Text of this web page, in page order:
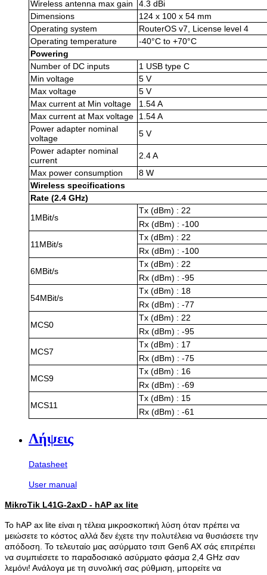
Wireless antenna max gain
4.3 dBi
Dimensions
124 x 100 x 54 mm
Operating system
RouterOS v7, License level 4
Operating temperature
-40°C to +70°C
Powering
Number of DC inputs
1 USB type C
Min voltage
5 V
Max voltage
5 V
Max current at Min voltage
1.54 A
Max current at Max voltage
1.54 A
Power adapter nominal
voltage
5 V
Power adapter nominal
current
2.4 A
Max power consumption
8 W
Wireless specifications
Rate (2.4 GHz)
1MBit/s
Tx (dBm) : 22
Rx (dBm) : -100
11MBit/s
Tx (dBm) : 22
Rx (dBm) : -100
6MBit/s
Tx (dBm) : 22
Rx (dBm) : -95
54MBit/s
Tx (dBm) : 18
Rx (dBm) : -77
MCS0
Tx (dBm) : 22
Rx (dBm) : -95
MCS7
Tx (dBm) : 17
Rx (dBm) : -75
MCS9
Tx (dBm) : 16
Rx (dBm) : -69
MCS11
Tx (dBm) : 15
Rx (dBm) : -61
Λήψεις
Datasheet
User manual
MikroTik L41G-2axD - hAP ax lite
Το hAP ax lite είναι η τέλεια μικροσκοπική λύση όταν πρέπει να
μειώσετε το κόστος αλλά δεν έχετε την πολυτέλεια να θυσιάσετε την
απόδοση. Το τελευταίο μας ασύρματο τσιπ Gen6 AX σάς επιτρέπει
να συμπιέσετε το παραδοσιακό ασύρματο φάσμα 2,4 GHz σαν
λεμόνι! Ανάλογα με τη συνολική σας ρύθμιση, μπορείτε να